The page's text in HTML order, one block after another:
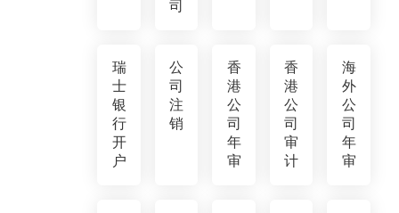
司
瑞
士
银
行
开
户
公
司
注
销
香
港
公
司
年
审
香
港
公
司
审
计
海
外
公
司
年
审